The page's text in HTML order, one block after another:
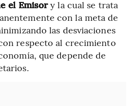
el Emisory la cual se trata
con la meta de
las desviaciones
respecto al crecimiento
que depende de